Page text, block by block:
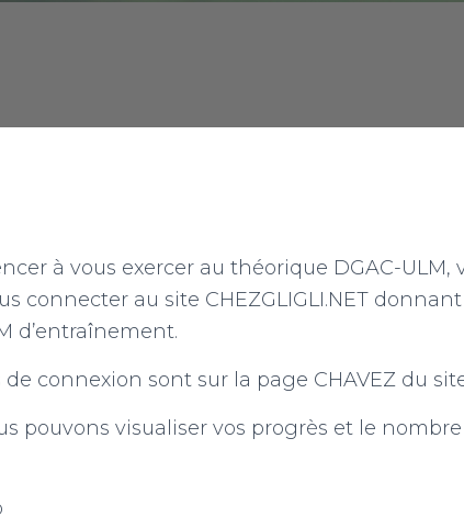
à vous exercer au théorique DGAC-ULM,
connecter au site CHEZGLIGLI.NET
d’entraînement.
de connexion sont sur la page CHAVEZ du
pouvons visualiser vos progrès et le